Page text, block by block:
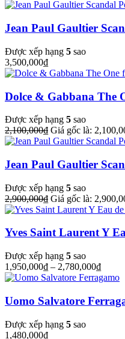
Jean Paul Gaultier
Được xếp hạng 5 sao
3,500,000₫
Dolce & Gabbana The
Được xếp hạng 5 sao
2,100,000₫ Giá gốc là:
Jean Paul Gaultier
Được xếp hạng 5 sao
2,900,000₫ Giá gốc là:
Yves Saint Laurent Y
Được xếp hạng 5 sao
1,950,000₫ – 2,780,000₫
Uomo Salvatore
Được xếp hạng 5 sao
1,480,000₫